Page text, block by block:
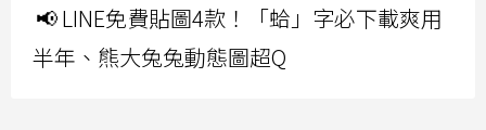
📢 LINE免費貼圖4款！「蛤」字必下載爽用
半年、熊大兔兔動態圖超Q